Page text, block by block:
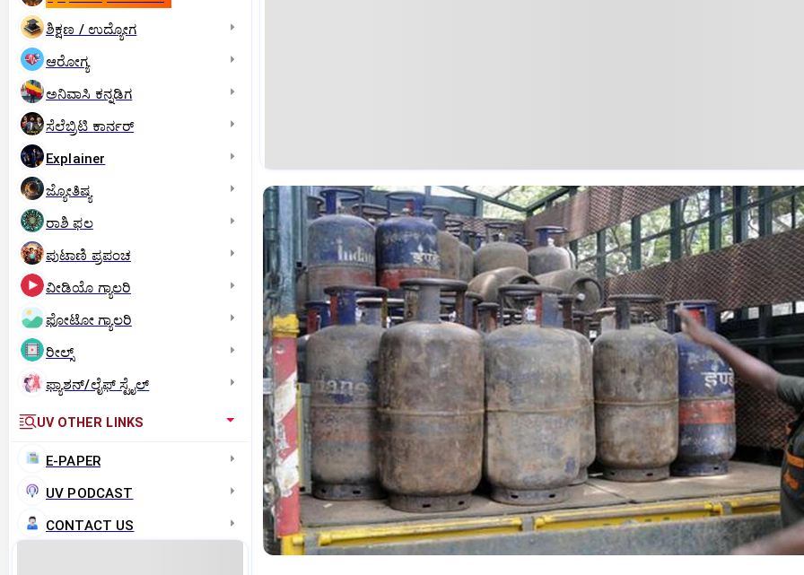
ಶಿಕ್ಷಣ / ಉದ್ಯೋಗ
ಆರೋಗ್ಯ
ಅನಿವಾಸಿ ಕನ್ನಡಿಗ
ಸೆಲೆಬ್ರಿಟಿ ಕಾರ್ನರ್‌
Explainer
ಜ್ಯೋತಿಷ್ಯ
ರಾಶಿ ಫಲ
ಪುಟಾಣಿ ಪ್ರಪಂಚ
ವೀಡಿಯೊ ಗ್ಯಾಲರಿ
ಫೋಟೋ ಗ್ಯಾಲರಿ
ರೀಲ್ಸ್
ಫ್ಯಾಶನ್/ಲೈಫ್‌ ಸ್ಟೈಲ್
UV OTHER LINKS
E-PAPER
UV PODCAST
CONTACT US